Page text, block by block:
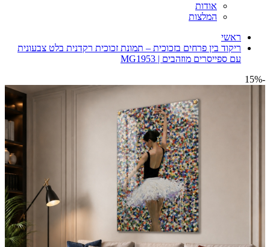
אודות
המלצות
ראשי
ריקוד בין פרחים בזכוכית – תמונת זכוכית רקדנית בלט צבעונית
עם ספייסרים מוזהבים | MG1953
-15%